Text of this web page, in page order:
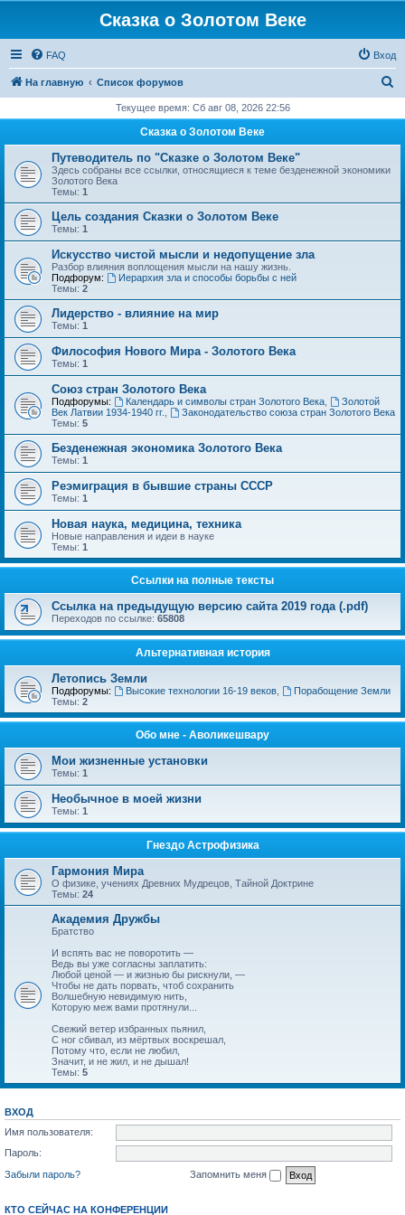
Сказка о Золотом Веке
FAQ Вход
На главную Список форумов
с
Текущее время: Сб авг 08, 2026 22:56
Сказка о Золотом Веке
Путеводитель по "Сказке о Золотом Веке"
Здесь собраны все ссылки, относящиеся к теме безденежной экономики
Золотого Века
Темы: 1
Цель создания Сказки о Золотом Веке
Темы: 1
Искусство чистой мысли и недопущение зла
Разбор влияния воплощения мысли на нашу жизнь.
Подфорум:
Иерархия зла и способы борьбы с ней
Темы: 2
Лидерство - влияние на мир
Темы: 1
Философия Нового Мира - Золотого Века
Темы: 1
Cоюз стран Золотого Века
Подфорумы: Календарь и символы стран Золотого Века,
Золотой
Век Латвии 1934-1940 гг.
Законодательство союза стран Золотого Века
Темы: 5
Безденежная экономика Золотого Века
Темы: 1
Реэмиграция в бывшие страны СССР
Темы: 1
Новая наука, медицина, техника
Новые направления и идеи в науке
Темы: 1
Ссылки на полные тексты
Ссылка на предыдущую версию сайта 2019 года (.pdf)
Переходов по ссылке: 65808
Альтернативная история
Летопись Земли
Подфорумы: Высокие технологии 16-19 веков,
Порабощение Земли
Темы: 2
Обо мне - Аволикешвару
Мои жизненные установки
Темы: 1
Необычное в моей жизни
Темы: 1
Гнездо Астрофизика
Гармония Мира
О физике, учениях Древних Мудрецов, Тайной Доктрине
Темы: 24
Академия Дружбы
Братство
И вспять вас не поворотить —
Ведь вы уже согласны заплатить:
Любой ценой — и жизнью бы рискнули, —
Чтобы не дать порвать, чтоб сохранить
Волшебную невидимую нить,
Которую меж вами протянули...
Свежий ветер избранных пьянил,
С ног сбивал, из мёртвых воскрешал,
Потому что, если не любил,
Значит, и не жил, и не дышал!
Темы: 5
ВХОД
Имя пользователя:
Пароль:
Забыли пароль?
Запомнить меня
КТО СЕЙЧАС НА КОНФЕРЕНЦИИ